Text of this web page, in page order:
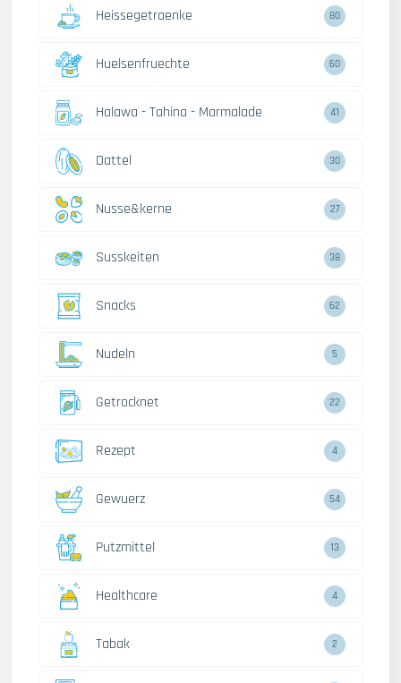
Heissegetraenke 80
Huelsenfruechte 60
Halawa - Tahina - Marmalade 41
Dattel 30
Nusse&kerne 27
Susskeiten 38
Snacks 62
Nudeln 5
Getrocknet 22
Rezept 4
Gewuerz 54
Putzmittel 13
Healthcare 4
Tabak 2